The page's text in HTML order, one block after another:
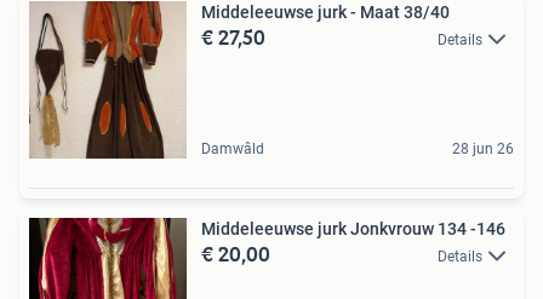
Middeleeuwse jurk - Maat 38/40
€ 27,50 Details
Damwâld 28 jun 26
Middeleeuwse jurk Jonkvrouw 134 -146
€ 20,00 Details